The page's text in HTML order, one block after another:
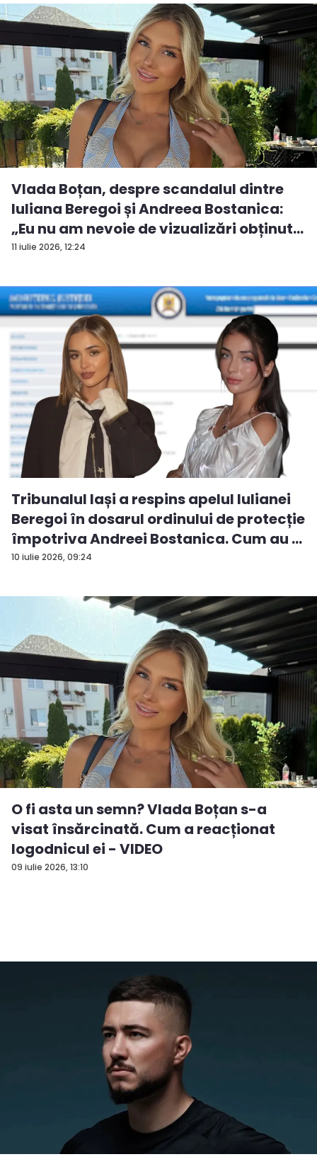
11 iulie 2026, 12:24
Vlada Boțan, despre scandalul dintre
Iuliana Beregoi și Andreea Bostanica:
„Eu nu am nevoie de vizualizări obținut...
10 iulie 2026, 09:24
Tribunalul Iași a respins apelul Iulianei
Beregoi în dosarul ordinului de protecție
împotriva Andreei Bostanica. Cum au ...
09 iulie 2026, 13:10
O fi asta un semn? Vlada Boțan s-a
visat însărcinată. Cum a reacționat
logodnicul ei - VIDEO